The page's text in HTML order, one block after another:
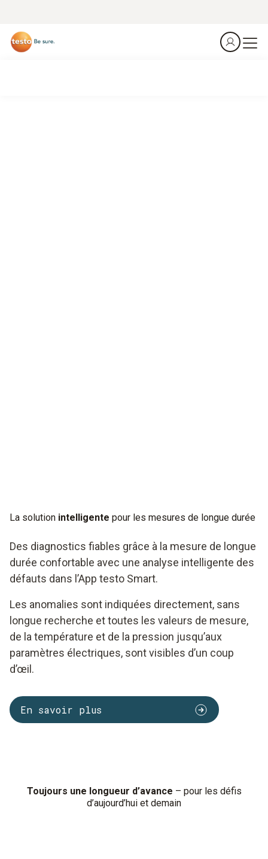
La solution intelligente pour les mesures de longue durée
Des diagnostics fiables grâce à la mesure de longue
durée confortable avec une analyse intelligente des
défauts dans l’App testo Smart.
Les anomalies sont indiquées directement, sans
longue recherche et toutes les valeurs de mesure,
de la température et de la pression jusqu’aux
paramètres électriques, sont visibles d’un coup
d’œil.
En savoir plus
Toujours une longueur d’avance – pour les défis
d’aujourd’hui et demain